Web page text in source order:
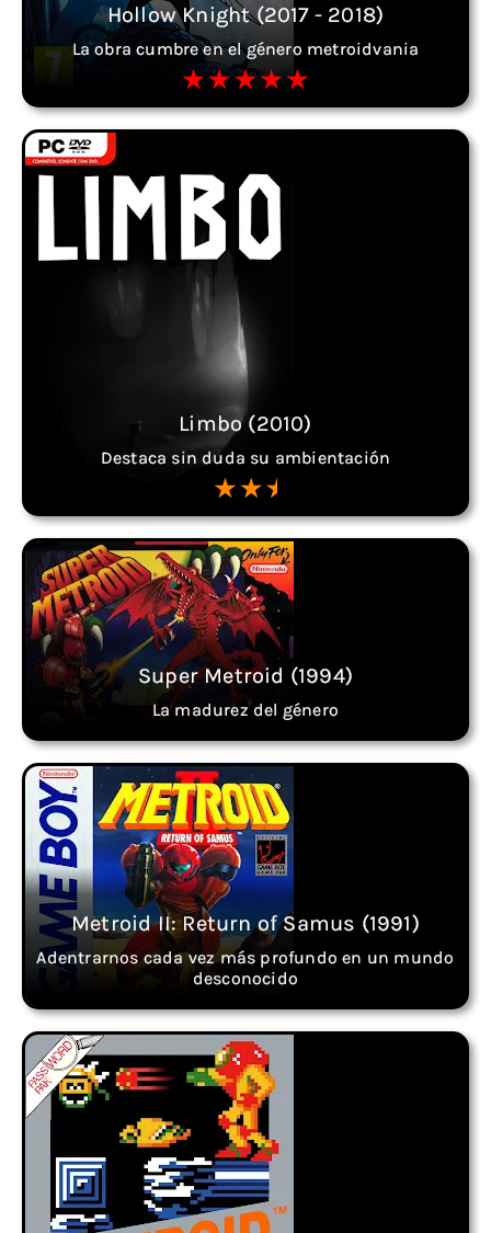
Hollow Knight (2017 - 2018)
La obra cumbre en el género metroidvania
Limbo (2010)
Destaca sin duda su ambientación
Super Metroid (1994)
La madurez del género
Metroid II: Return of Samus (1991)
Adentrarnos cada vez más profundo en un mundo
desconocido